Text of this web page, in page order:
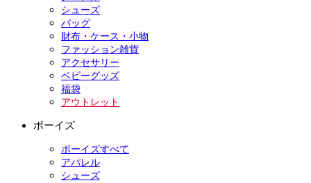
シューズ
バッグ
財布・ケース・小物
ファッション雑貨
アクセサリー
ベビーグッズ
福袋
アウトレット
ボーイズ
ボーイズすべて
アパレル
シューズ